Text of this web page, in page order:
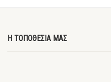
Η ΤΟΠΟΘΕΣΙΑ ΜΑΣ